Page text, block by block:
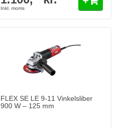
FLEX SE LE 9-11 Vinkelsliber
900 W – 125 mm